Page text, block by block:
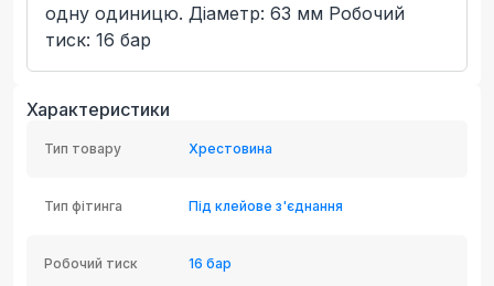
одну одиницю. Діаметр: 63 мм Робочий
тиск: 16 бар
Характеристики
Тип товару Хрестовина
Тип фітинга Під клейове з'єднання
Робочий тиск 16 бар